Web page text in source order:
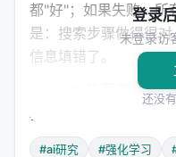
都"好"；如果失败，
是：搜索步骤做得很
信息填错了。
：
骤要么对（帮助推进任
低效），token 只是
登录
未登录访
还没
#ai研究 #强化学习